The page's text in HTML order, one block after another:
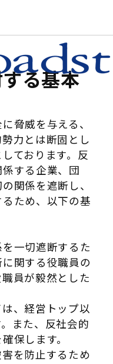
る基本
脅威を与える、
力とは断固とし
ております。反
する企業、団
関係を遮断し、
ため、以下の基
一切遮断するた
関する役職員の
員が毅然とした
、経営トップ以
また、反社会的
保します。
を防止するため